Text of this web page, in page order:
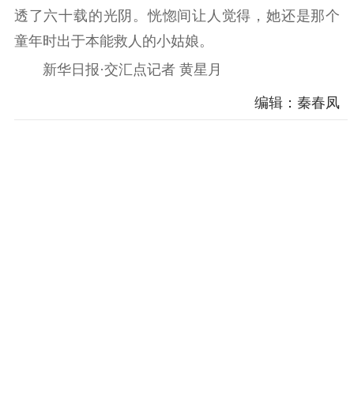
透了六十载的光阴。恍惚间让人觉得，她还是那个
童年时出于本能救人的小姑娘。
新华日报·交汇点记者 黄星月
编辑：秦春凤